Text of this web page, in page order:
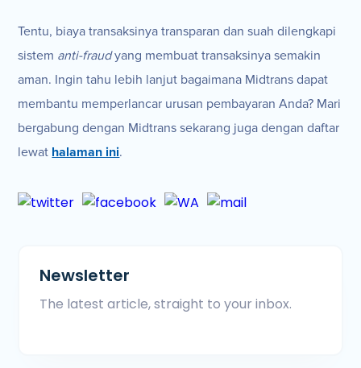
Tentu, biaya transaksinya transparan dan suah dilengkapi
sistem anti-fraudyang membuat transaksinya semakin
aman. Ingin tahu lebih lanjut bagaimana Midtrans dapat
membantu memperlancar urusan pembayaran Anda? Mari
bergabung dengan Midtrans sekarang juga dengan daftar
lewat halaman ini.
Newsletter
The latest article, straight to your inbox.